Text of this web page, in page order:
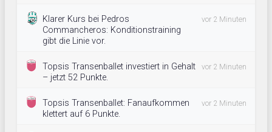
Klarer Kurs bei Pedros
Commancheros: Konditionstraining
gibt die Linie vor.
vor 2 Minuten
Topsis Transenballet investiert in Gehalt
– jetzt 52 Punkte.
vor 2 Minuten
Topsis Transenballet: Fanaufkommen
klettert auf 6 Punkte.
vor 2 Minuten